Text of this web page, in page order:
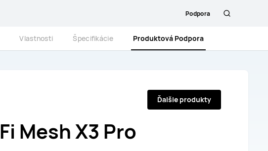
Podpora
Vlastnosti Špecifikácie Produktová Podpora
Mesh X3 Pro
Ďalšie produkty